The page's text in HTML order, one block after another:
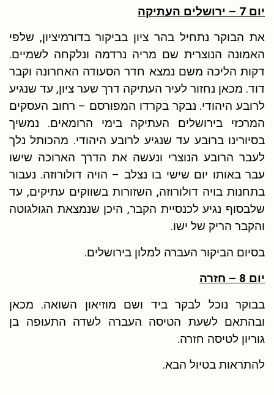
יום 7 – ירושלים העתיקה
את הבוקר נתחיל בהר ציון בביקור בדורמיציון, שלפי
האמונה הנוצרית שם מריה נרדמה ונלקחה לשמיים.
דקות הליכה משם נמצא חדר הסעודה האחרונה וקבר
דוד. מכאן נחזור לעיר העתיקה דרך שער ציון, עד שנגיע
לרובע היהודי. נבקר בקרדו המפורסם – רחוב העסקים
המרכזי בירושלים העתיקה בימי הרומאים. נמשיך
בסיורינו ברובע עד שנגיע לרובע היהודי. מהכותל נלך
לעבר הרובע הנוצרי ונעשה את הדרך הארוכה שישו
עבר באותו יום שישי בו נצלב – הויה דולורוזה. נעבור
בתחנות בויה דולורוזה, השזורות בשווקים עתיקים, עד
שלבסוף נגיע לכנסיית הקבר, היכן שנמצאת הגולגוטה
והקבר הריק של ישו.
בסיום הביקור העברה למלון בירושלים.
יום 8 – חזרה
בבוקר נוכל לבקר ביד ושם מוזיאון השואה. מכאן
ובהתאם לשעת הטיסה העברה לשדה התעופה בן
גוריון לטיסה חזרה.
להתראות בטיול הבא.